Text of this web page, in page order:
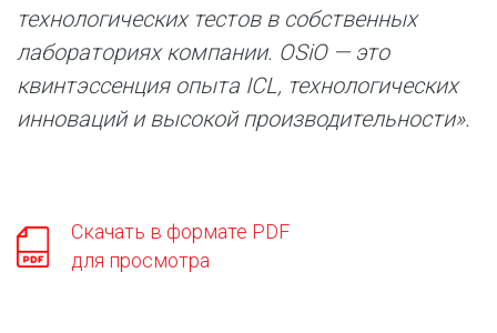
технологических тестов в собственных
лабораториях компании. OSiO — это
квинтэссенция опыта ICL, технологических
инноваций и высокой производительности».
Скачать в формате PDF
для просмотра